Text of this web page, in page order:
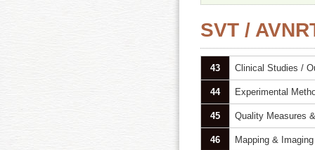
SVT /
43 Clinical Studies /
44 Experimental
45 Quality Measures
46 Mapping & Imaging